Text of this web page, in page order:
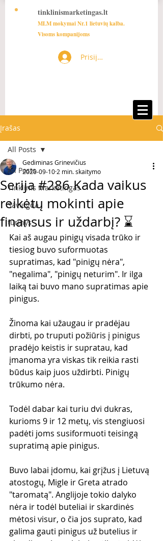
tinklinismarketingas.lt
MLM mokymai Nr.1 lietuvių kalba.
Visoms kompanijoms
Prisijungti
Įrašas
All Posts
Tinklinis Marketingas
Saviugda
turinys
All Posts
Serija #286 Kada vaikus
reikėtų mokinti apie
finansus ir uždarbį? ⌛️
Gediminas Grinevičius
2020-09-10 2 min. skaitymo
Kai aš augau pinigų visada trūko ir
tiesiog buvo suformuotas
supratimas, kad "pinigų nėra",
"negalima", "pinigų neturim". Ir ilga
laiką tai buvo mano supratimas apie
pinigus.
Žinoma kai užaugau ir pradėjau
dirbti, po truputi požiūris į pinigus
pradėjo keistis ir supratau, kad
įmanoma yra viskas tik reikia rasti
būdus kaip juos uždirbti. Pinigų
trūkumo nėra.
Todėl dabar kai turiu dvi dukras,
kurioms 9 ir 12 metų, vis stengiuosi
padėti joms susiformuoti teisingą
supratimą apie pinigus.
Buvo labai įdomu, kai grįžus į Lietuvą
atostogų, Migle ir Greta atrado
"taromatą". Anglijoje tokio dalyko
nėra ir todėl buteliai ir skardinės
mėtosi visur, o čia jos suprato, kad
galima gauti pinigus už butelius ir